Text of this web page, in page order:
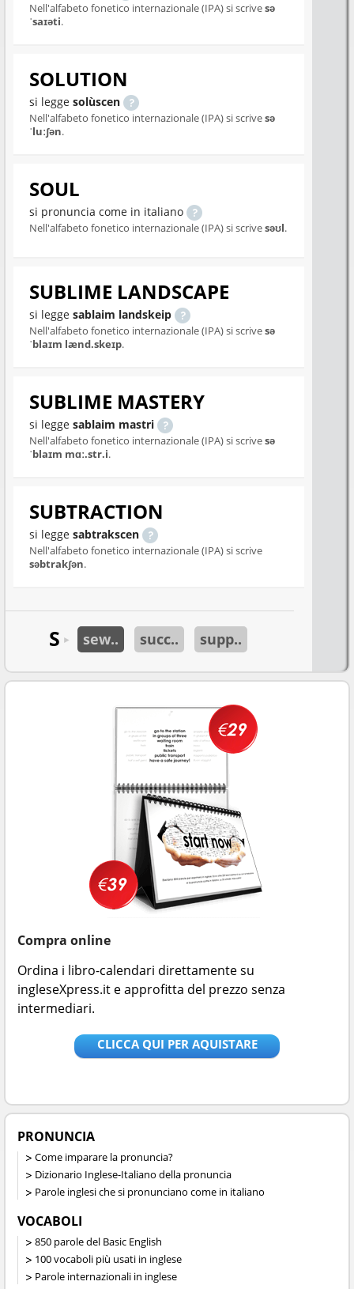
Nell'alfabeto fonetico internazionale (IPA) si scrivesə
ˈsaɪəti.
SOLUTION
si legge solùscen
Nell'alfabeto fonetico internazionale (IPA) si scrivesə
ˈluːʃən.
SOUL
si pronuncia come in italiano
Nell'alfabeto fonetico internazionale (IPA) si scrivesəʊl.
SUBLIME LANDSCAPE
si legge sablaim landskeip
Nell'alfabeto fonetico internazionale (IPA) si scrivesə
ˈblaɪm lænd.skeɪp.
SUBLIME MASTERY
si legge sablaim mastri
Nell'alfabeto fonetico internazionale (IPA) si scrivesə
ˈblaɪm mɑː.str.i.
SUBTRACTION
si legge sabtrakscen
Nell'alfabeto fonetico internazionale (IPA) si scrive
səbtrakʃən.
S ► sew.. succ.. supp..
Compra online
Ordina i libro-calendari direttamente su
ingleseXpress.it e approfitta del prezzo senza
intermediari.
CLICCA QUI PER AQUISTARE
PRONUNCIA
Come imparare la pronuncia?
Dizionario Inglese-Italiano della pronuncia
Parole inglesi che si pronunciano come in italiano
VOCABOLI
850 parole del Basic English
100 vocaboli più usati in inglese
Parole internazionali in inglese